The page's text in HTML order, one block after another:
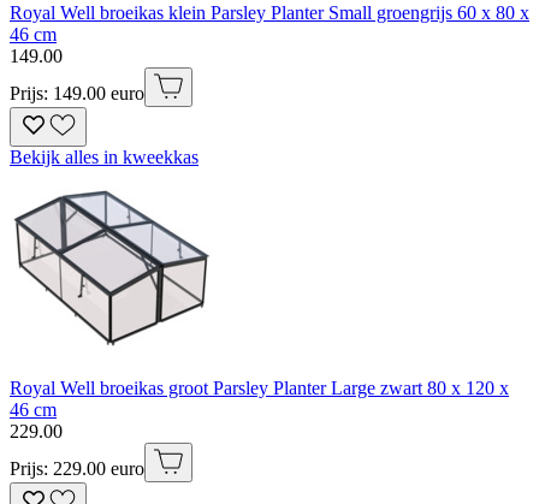
Royal Well broeikas klein Parsley Planter Small groengrijs 60 x 80 x
46 cm
149.00
Prijs: 149.00 euro
Bekijk alles in kweekkas
Royal Well broeikas groot Parsley Planter Large zwart 80 x 120 x
46 cm
229.00
Prijs: 229.00 euro